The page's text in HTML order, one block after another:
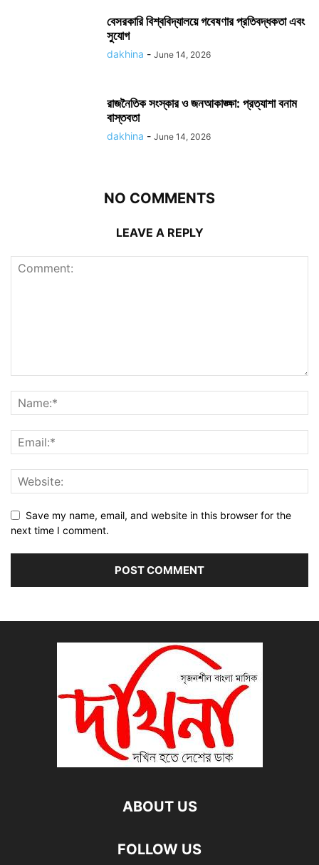
বেসরকারি বিশ্ববিদ্যালয়ে গবেষণার প্রতিবদ্ধকতা এবং
সুযোগ
dakhina - June 14, 2026
রাজনৈতিক সংস্কার ও জনআকাঙ্ক্ষা: প্রত্যাশা বনাম
বাস্তবতা
dakhina - June 14, 2026
NO COMMENTS
LEAVE A REPLY
Save my name, email, and website in this browser for the
next time I comment.
ABOUT US
FOLLOW US